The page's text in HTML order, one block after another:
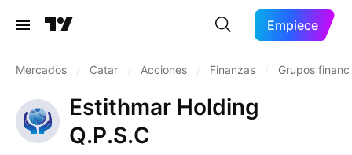
Empiece
Mercados Catar Acciones Finanzas Grupos
Estithmar Holding
Q.P.S.C